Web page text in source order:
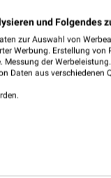
❯
und Folgendes
zur Auswahl von
Werbung. Erstellung von
der
Daten aus verschiedenen